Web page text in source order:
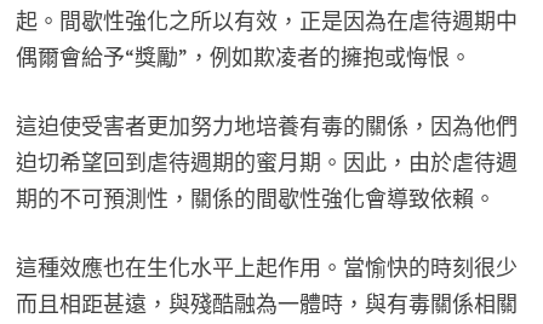
起。間歇性強化之所以有效，正是因為在虐待週期中
偶爾會給予“獎勵”，例如欺凌者的擁抱或悔恨。
這迫使受害者更加努力地培養有毒的關係，因為他們
迫切希望回到虐待週期的蜜月期。因此，由於虐待週
期的不可預測性，關係的間歇性強化會導致依賴。
這種效應也在生化水平上起作用。當愉快的時刻很少
而且相距甚遠，與殘酷融為一體時，與有毒關係相關